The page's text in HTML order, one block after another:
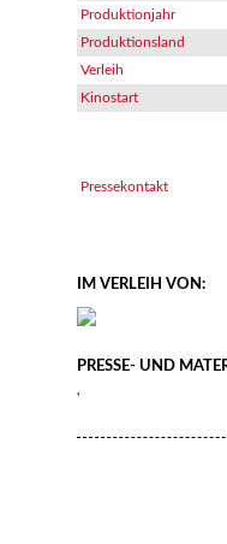
Produktionjahr
Produktionsland
Verleih
Kinostart
Pressekontakt
IM VERLEIH VON:
PRESSE- UND
'